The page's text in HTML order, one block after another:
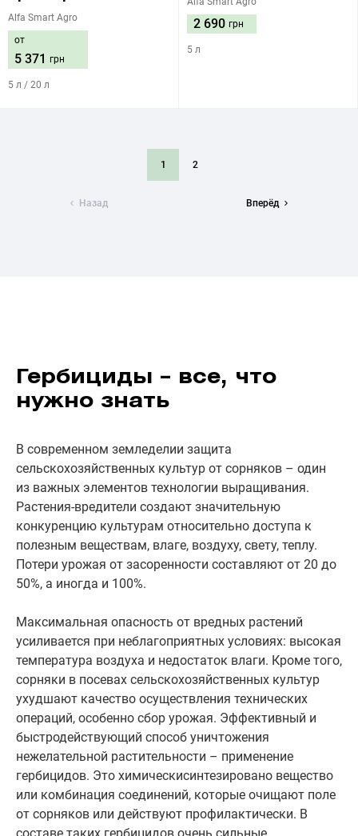
Alfa Smart Agro
от
5 371 грн
5 л / 20 л
2 690 грн
5 л
Назад
1 2
Вперёд
Гербициды – все, что
нужно знать
В современном земледелии защита
сельскохозяйственных культур от сорняков – один
из важных элементов технологии выращивания.
Растения-вредители создают значительную
конкуренцию культурам относительно доступа к
полезным веществам, влаге, воздуху, свету, теплу.
Потери урожая от засоренности составляют от 20 до
50%, а иногда и 100%.
Максимальная опасность от вредных растений
усиливается при неблагоприятных условиях: высокая
температура воздуха и недостаток влаги. Кроме того,
сорняки в посевах сельскохозяйственных культур
ухудшают качество осуществления технических
операций, особенно сбор урожая. Эффективный и
быстродействующий способ уничтожения
нежелательной растительности – применение
гербицидов. Это химическисинтезировано вещество
или комбинация соединений, которые очищают поле
от сорняков или действуют профилактически. В